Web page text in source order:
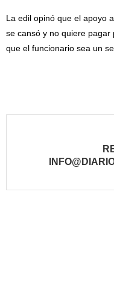
La edil opinó que el apoyo
se cansó y no quiere
que el funcionario sea un